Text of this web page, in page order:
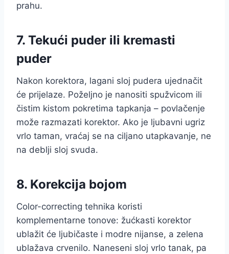
prahu.
7. Tekući puder ili kremasti
puder
Nakon korektora, lagani sloj pudera ujednačit
će prijelaze. Poželjno je nanositi spužvicom ili
čistim kistom pokretima tapkanja – povlačenje
može razmazati korektor. Ako je ljubavni ugriz
vrlo taman, vraćaj se na ciljano utapkavanje, ne
na deblji sloj svuda.
8. Korekcija bojom
Color-correcting tehnika koristi
komplementarne tonove: žućkasti korektor
ublažit će ljubičaste i modre nijanse, a zelena
ublažava crvenilo. Naneseni sloj vrlo tanak, pa